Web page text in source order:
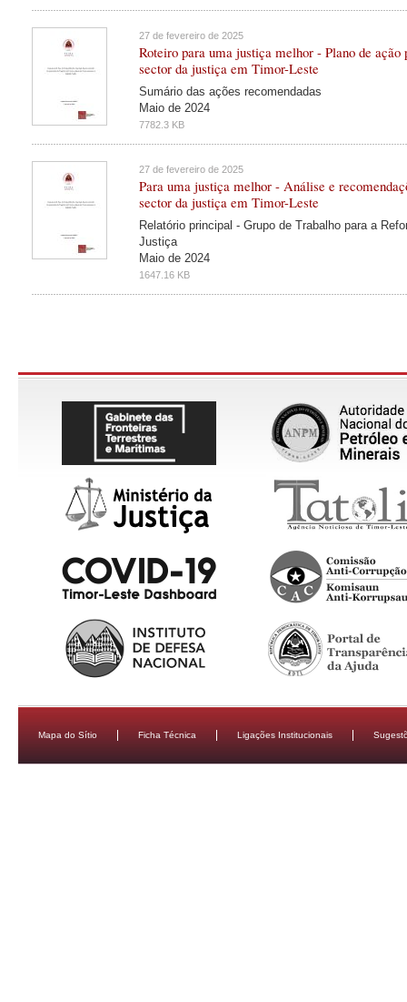
27 de fevereiro de 2025
Roteiro para uma justiça melhor - Plano de ação
sector da justiça em Timor-Leste
Sumário das ações recomendadas
Maio de 2024
7782.3 KB
27 de fevereiro de 2025
Para uma justiça melhor - Análise e
sector da justiça em Timor-Leste
Relatório principal - Grupo de Trabalho para a
Justiça
Maio de 2024
1647.16 KB
Mapa do Sítio Ficha Técnica Ligações Institucionais